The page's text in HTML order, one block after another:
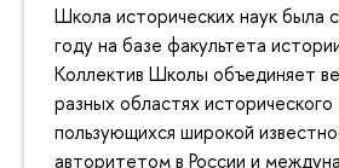
Школа исторических наук была
году на базе факультета
Коллектив Школы объединяет
разных областях исторического
пользующихся широкой
авторитетом в России и